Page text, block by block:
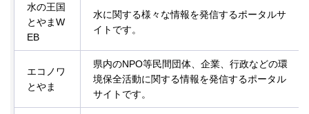
水の王国
とやまW
EB
水に関する様々な情報を発信するポータルサ
イトです。
エコノワ
とやま
県内のNPO等民間団体、企業、行政などの環
境保全活動に関する情報を発信するポータル
サイトです。